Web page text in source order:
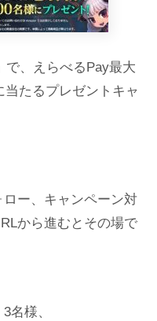
で、えらべるPay最大
当たるプレゼントキャ
ー、キャンペーン対
から進むとその場で
名様、